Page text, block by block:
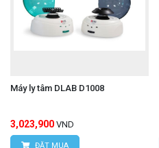
Máy ly tâm DLAB D1008
3,023,900 VND
ĐẶT MUA